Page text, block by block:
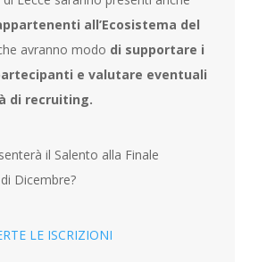
all’Ecosistema del
avranno modo di supportare i
e valutare eventuali
di recruiting.
il Salento alla Finale
Dicembre?
LE ISCRIZIONI